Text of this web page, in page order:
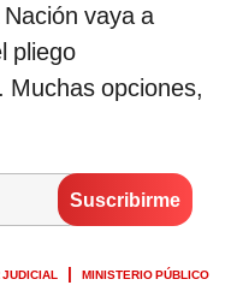
vaya a
pliego
Muchas opciones,
MINISTERIO PÚBLICO